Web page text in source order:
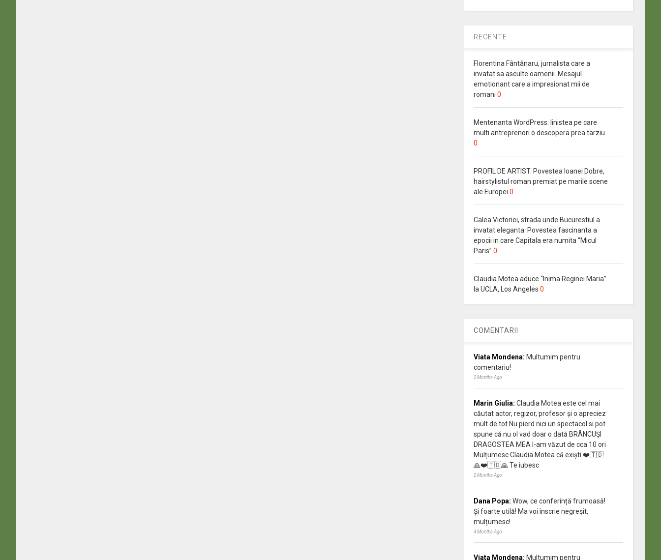
RECENTE
Florentina Fântânaru, jurnalista care a
invatat sa asculte oamenii. Mesajul
emotionant care a impresionat mii de
romani 0
Mentenanta WordPress: linistea pe care
multi antreprenori o descopera prea tarziu
0
PROFIL DE ARTIST. Povestea Ioanei Dobre,
hairstylistul roman premiat pe marile scene
ale Europei 0
Calea Victoriei, strada unde Bucurestiul a
invatat eleganta. Povestea fascinanta a
epocii in care Capitala era numita “Micul
Paris” 0
Claudia Motea aduce “Inima Reginei Maria”
la UCLA, Los Angeles 0
COMENTARII
Viata Mondena: Multumim pentru
comentariu!
2 Months Ago
Marin Giulia: Claudia Motea este cel mai
căutat actor, regizor, profesor și o apreciez
mult de tot Nu pierd nici un spectacol si pot
spune că nu ol vad doar o dată BRÂNCUȘI
DRAGOSTEA MEA l-am văzut de cca 10 ori
Mulțumesc Claudia Motea că exiști ❤️🇹🇩
🙏❤️🇹🇩🙏 Te iubesc
2 Months Ago
Dana Popa: Wow, ce conferință frumoasă!
Și foarte utilă! Ma voi înscrie negreșit,
mulțumesc!
4 Months Ago
Viata Mondena: Multumim pentru